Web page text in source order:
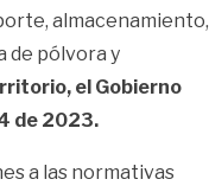
almacenamiento,
de pólvora y
el Gobierno
de 2023.
a las normativas